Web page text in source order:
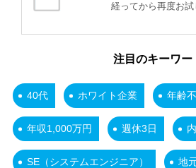
経ってから再度お試
注目のキーワー
40代 ホワイト企業 年齢
年収1,000万円 週休3日
SE（システムエンジニア） 地